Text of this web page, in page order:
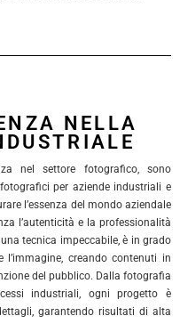
NELLA
nel settore fotografico, sono
per aziende industriali e
l’essenza del mondo aziendale
l’autenticità e la professionalità
tecnica impeccabile, è in grado
creando contenuti in
del pubblico. Dalla fotografia
industriali, ogni progetto è
garantendo risultati di alta